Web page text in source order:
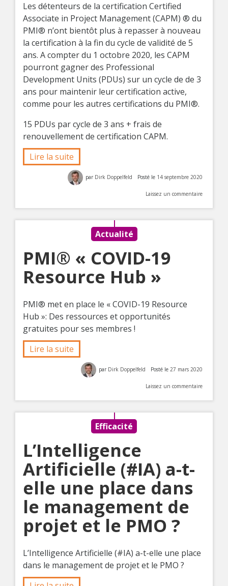
Les détenteurs de la certification Certified
Associate in Project Management (CAPM) ® du
PMI® n’ont bientôt plus à repasser à nouveau
la certification à la fin du cycle de validité de 5
ans. A compter du 1 octobre 2020, les CAPM
pourront gagner des Professional
Development Units (PDUs) sur un cycle de de 3
ans pour maintenir leur certification active,
comme pour les autres certifications du PMI®.
15 PDUs par cycle de 3 ans + frais de
renouvellement de certification CAPM.
Lire la suite
par Dirk Doppelfeld Posté le 14 septembre 2020
Laissez un commentaire
Actualité
PMI® « COVID-19
Resource Hub »
PMI® met en place le « COVID-19 Resource
Hub »: Des ressources et opportunités
gratuites pour ses membres !
Lire la suite
par Dirk Doppelfeld Posté le 27 mars 2020
Laissez un commentaire
Efficacité
L’Intelligence
Artificielle (#IA) a-t-
elle une place dans
le management de
projet et le PMO ?
L’Intelligence Artificielle (#IA) a-t-elle une place
dans le management de projet et le PMO ?